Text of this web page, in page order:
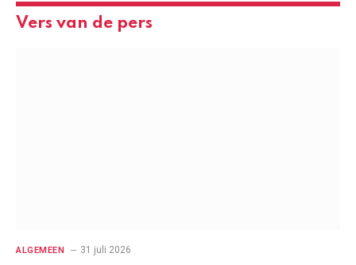
Vers van de pers
ALGEMEEN 31 juli 2026